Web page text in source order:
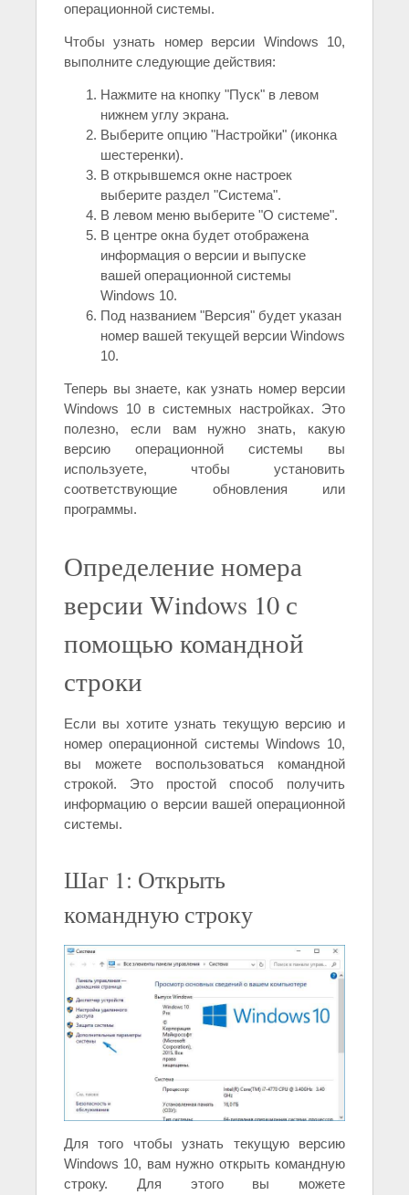
операционной системы.
Чтобы узнать номер версии Windows 10,
выполните следующие действия:
Нажмите на кнопку "Пуск" в левом
нижнем углу экрана.
Выберите опцию "Настройки" (иконка
шестеренки).
В открывшемся окне настроек
выберите раздел "Система".
В левом меню выберите "О системе".
В центре окна будет отображена
информация о версии и выпуске
вашей операционной системы
Windows 10.
Под названием "Версия" будет указан
номер вашей текущей версии Windows
10.
Теперь вы знаете, как узнать номер версии
Windows 10 в системных настройках. Это
полезно, если вам нужно знать, какую
версию операционной системы вы
используете, чтобы установить
соответствующие обновления или
программы.
Определение номера
версии Windows 10 с
помощью командной
строки
Если вы хотите узнать текущую версию и
номер операционной системы Windows 10,
вы можете воспользоваться командной
строкой. Это простой способ получить
информацию о версии вашей операционной
системы.
Шаг 1: Открыть
командную строку
Для того чтобы узнать текущую версию
Windows 10, вам нужно открыть командную
строку. Для этого вы можете